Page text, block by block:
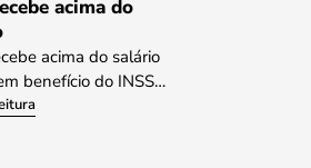
acima do
acima do salário
benefício do INSS…